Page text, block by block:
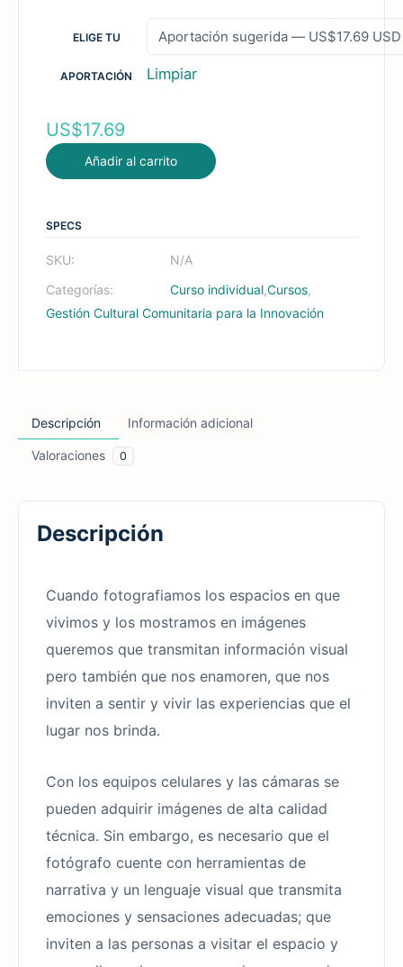
ELIGE TU
APORTACIÓN Limpiar
US$17.69
Añadir al carrito
SPECS
SKU:
N/A
Categorías:
Curso individual,Cursos,
Gestión Cultural Comunitaria para la Innovación
Descripción Información adicional
Valoraciones 0
Descripción
Cuando fotografiamos los espacios en que
vivimos y los mostramos en imágenes
queremos que transmitan información visual
pero también que nos enamoren, que nos
inviten a sentir y vivir las experiencias que el
lugar nos brinda.
Con los equipos celulares y las cámaras se
pueden adquirir imágenes de alta calidad
técnica. Sin embargo, es necesario que el
fotógrafo cuente con herramientas de
narrativa y un lenguaje visual que transmita
emociones y sensaciones adecuadas; que
inviten a las personas a visitar el espacio y